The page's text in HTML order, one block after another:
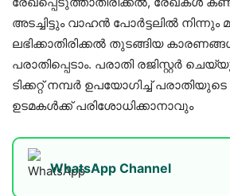
അടച്ചിട്ടും വാഹൻ പോർട്ടലിൽ
ലഭിക്കാതിരിക്കൽ തുടങ്ങിയ
പരാതിപ്പെടാം. പരാതി രജിസ്റ്റർ
ടിക്കറ്റ് നമ്പർ ഉപയോഗിച്ച്
ഉടമകൾക്ക് പരിശോധിക്കാനാവും
WhatsApp Channel